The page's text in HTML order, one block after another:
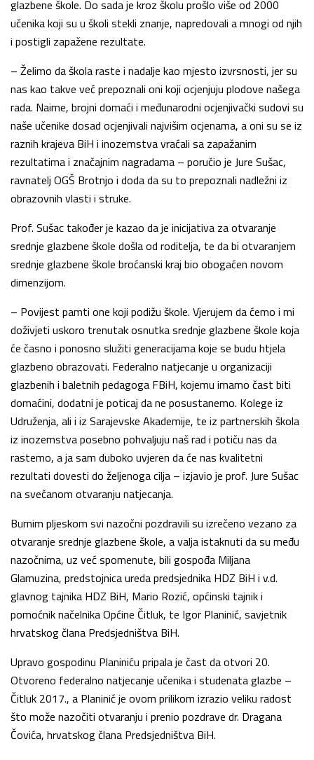
glazbene škole. Do sada je kroz školu prošlo više od 2000
učenika koji su u školi stekli znanje, napredovali a mnogi od njih
i postigli zapažene rezultate.
– Želimo da škola raste i nadalje kao mjesto izvrsnosti, jer su
nas kao takve već prepoznali oni koji ocjenjuju plodove našega
rada. Naime, brojni domaći i međunarodni ocjenjivački sudovi su
naše učenike dosad ocjenjivali najvišim ocjenama, a oni su se iz
raznih krajeva BiH i inozemstva vraćali sa zapažanim
rezultatima i značajnim nagradama – poručio je Jure Sušac,
ravnatelj OGŠ Brotnjo i doda da su to prepoznali nadležni iz
obrazovnih vlasti i struke.
Prof. Sušac također je kazao da je inicijativa za otvaranje
srednje glazbene škole došla od roditelja, te da bi otvaranjem
srednje glazbene škole broćanski kraj bio obogaćen novom
dimenzijom.
– Povijest pamti one koji podižu škole. Vjerujem da ćemo i mi
doživjeti uskoro trenutak osnutka srednje glazbene škole koja
će časno i ponosno služiti generacijama koje se budu htjela
glazbeno obrazovati. Federalno natjecanje u organizaciji
glazbenih i baletnih pedagoga FBiH, kojemu imamo čast biti
domaćini, dodatni je poticaj da ne posustanemo. Kolege iz
Udruženja, ali i iz Sarajevske Akademije, te iz partnerskih škola
iz inozemstva posebno pohvaljuju naš rad i potiču nas da
rastemo, a ja sam duboko uvjeren da će nas kvalitetni
rezultati dovesti do željenoga cilja – izjavio je prof. Jure Sušac
na svečanom otvaranju natjecanja.
Burnim pljeskom svi nazočni pozdravili su izrečeno vezano za
otvaranje srednje glazbene škole, a valja istaknuti da su među
nazočnima, uz već spomenute, bili gospođa Miljana
Glamuzina, predstojnica ureda predsjednika HDZ BiH i v.d.
glavnog tajnika HDZ BiH, Mario Rozić, općinski tajnik i
pomoćnik načelnika Općine Čitluk, te Igor Planinić, savjetnik
hrvatskog člana Predsjedništva BiH.
Upravo gospodinu Planiniću pripala je čast da otvori 20.
Otvoreno federalno natjecanje učenika i studenata glazbe –
Čitluk 2017., a Planinić je ovom prilikom izrazio veliku radost
što može nazočiti otvaranju i prenio pozdrave dr. Dragana
Čovića, hrvatskog člana Predsjedništva BiH.